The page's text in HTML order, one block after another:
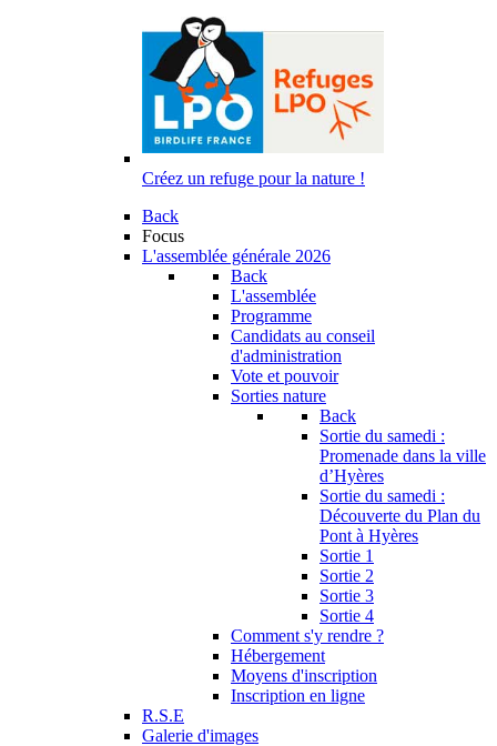
Créez un refuge pour la nature !
Back
Focus
L'assemblée générale 2026
Back
L'assemblée
Programme
Candidats au conseil
d'administration
Vote et pouvoir
Sorties nature
Back
Sortie du samedi :
Promenade dans la ville
d’Hyères
Sortie du samedi :
Découverte du Plan du
Pont à Hyères
Sortie 1
Sortie 2
Sortie 3
Sortie 4
Comment s'y rendre ?
Hébergement
Moyens d'inscription
Inscription en ligne
R.S.E
Galerie d'images